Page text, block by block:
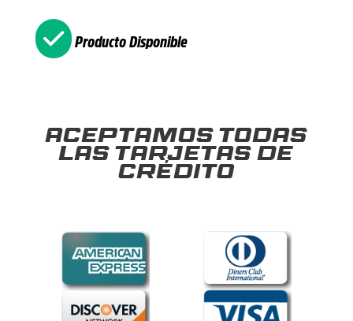
Producto Disponible
Aceptamos todas
las tarjetas de
crédito